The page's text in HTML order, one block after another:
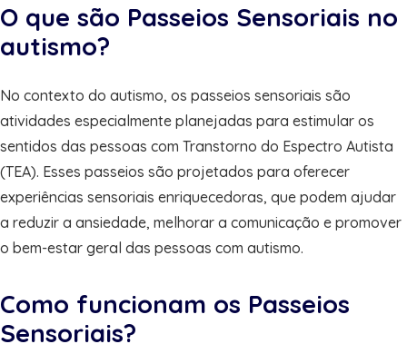
O que são Passeios Sensoriais no
autismo?
No contexto do autismo, os passeios sensoriais são
atividades especialmente planejadas para estimular os
sentidos das pessoas com Transtorno do Espectro Autista
(TEA). Esses passeios são projetados para oferecer
experiências sensoriais enriquecedoras, que podem ajudar
a reduzir a ansiedade, melhorar a comunicação e promover
o bem-estar geral das pessoas com autismo.
Como funcionam os Passeios
Sensoriais?